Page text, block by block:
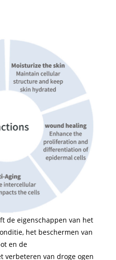
de eigenschappen van het
het beschermen van
en de
verbeteren van droge ogen